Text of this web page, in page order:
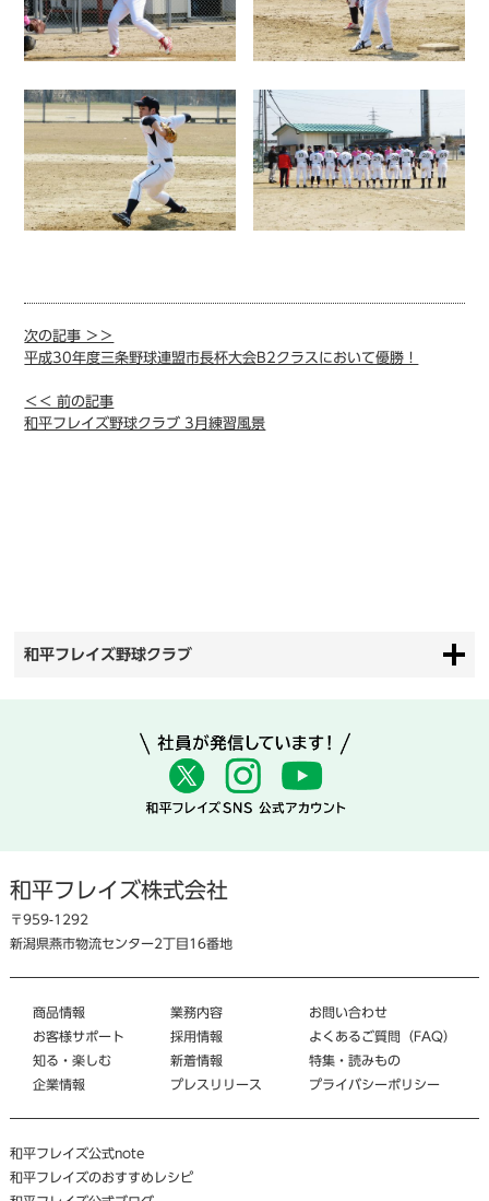
次の記事 ＞＞
平成30年度三条野球連盟市長杯大会B2クラスにおいて優勝！
＜＜ 前の記事
和平フレイズ野球クラブ 3月練習風景
和平フレイズ野球クラブ
和平フレイズ株式会社
〒959-1292
新潟県燕市物流センター2丁目16番地
商品情報
お客様サポート
知る・楽しむ
企業情報
業務内容
採用情報
新着情報
プレスリリース
お問い合わせ
よくあるご質問（FAQ）
特集・読みもの
プライバシーポリシー
和平フレイズ公式note
和平フレイズのおすすめレシピ